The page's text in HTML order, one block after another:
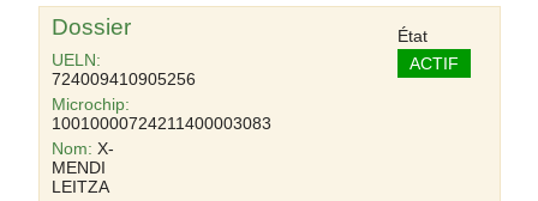
Dossier
UELN:
724009410905256
Microchip:
10010000724211400003083
Nom: X-
MENDI
LEITZA
État
ACTIF